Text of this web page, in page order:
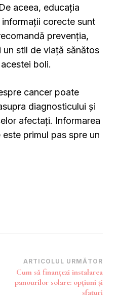
aceea, educația
corecte sunt
prevenția,
stil de viață sănătos
boli.
cancer poate
diagnosticului și
afectați. Informarea
primul pas spre un
ARTICOLUL URMĂTOR
Cum să finanțezi instalarea
panourilor solare: opțiuni și
sfaturi